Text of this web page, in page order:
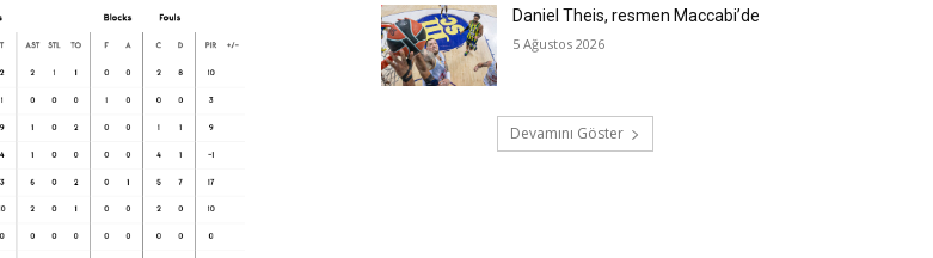
Daniel Theis, resmen Maccabi’de
5 Ağustos 2026
Devamını Göster